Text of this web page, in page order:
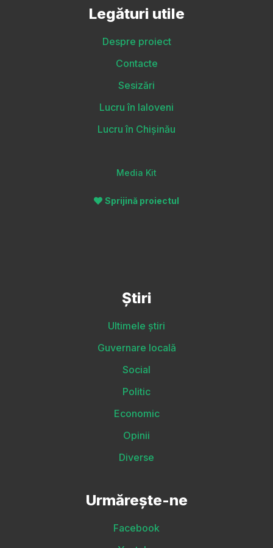
Legături utile
Despre proiect
Contacte
Sesizări
Lucru în Ialoveni
Lucru în Chișinău
Media Kit
Sprijină proiectul
Știri
Ultimele știri
Guvernare locală
Social
Politic
Economic
Opinii
Diverse
Urmărește-ne
Facebook